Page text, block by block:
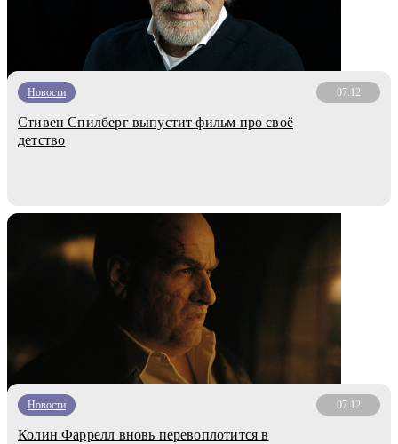
Новости 07.12
Стивен Спилберг выпустит фильм про своё
детство
Новости 07.12
Колин Фаррелл вновь перевоплотится в